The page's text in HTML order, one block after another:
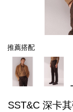
推薦搭配
SST&C 深卡